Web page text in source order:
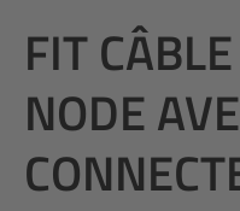
FIT
NODE